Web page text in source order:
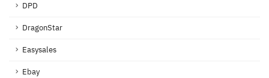
DPD
DragonStar
Easysales
Ebay